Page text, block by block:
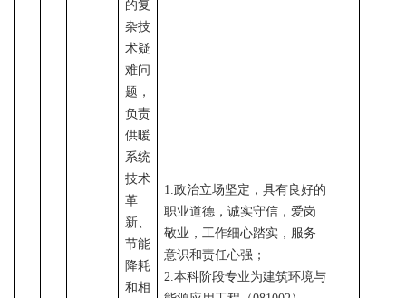
的复
杂技
术疑
难问
题，
负责
供暖
系统
技术
革
新、
节能
降耗
和相
1.政治立场坚定，具有良好的
职业道德，诚实守信，爱岗
敬业，工作细心踏实，服务
意识和责任心强；
2.本科阶段专业为建筑环境与